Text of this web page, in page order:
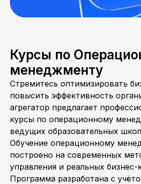
Курсы по
менеджменту
Стремитесь оптимизировать
повысить эффективность
агрегатор предлагает
курсы по операционному
ведущих образовательных
Обучение операционному
построено на современных
управления и реальных бизнес-
Программа разработана с